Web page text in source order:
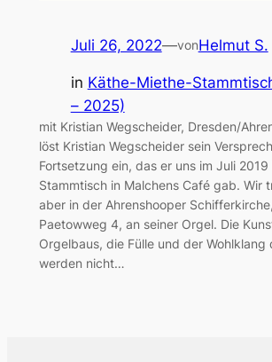
Juli 26, 2022—vonHelmut S.
in Käthe-Miethe-
– 2025)
mit Kristian Wegscheider, Dresden/
löst Kristian Wegscheider sein
Fortsetzung ein, das er uns im Juli
Stammtisch in Malchens Café gab. Wir
aber in der Ahrenshooper
Paetowweg 4, an seiner Orgel. Die
Orgelbaus, die Fülle und der Wohlklang
werden nicht…